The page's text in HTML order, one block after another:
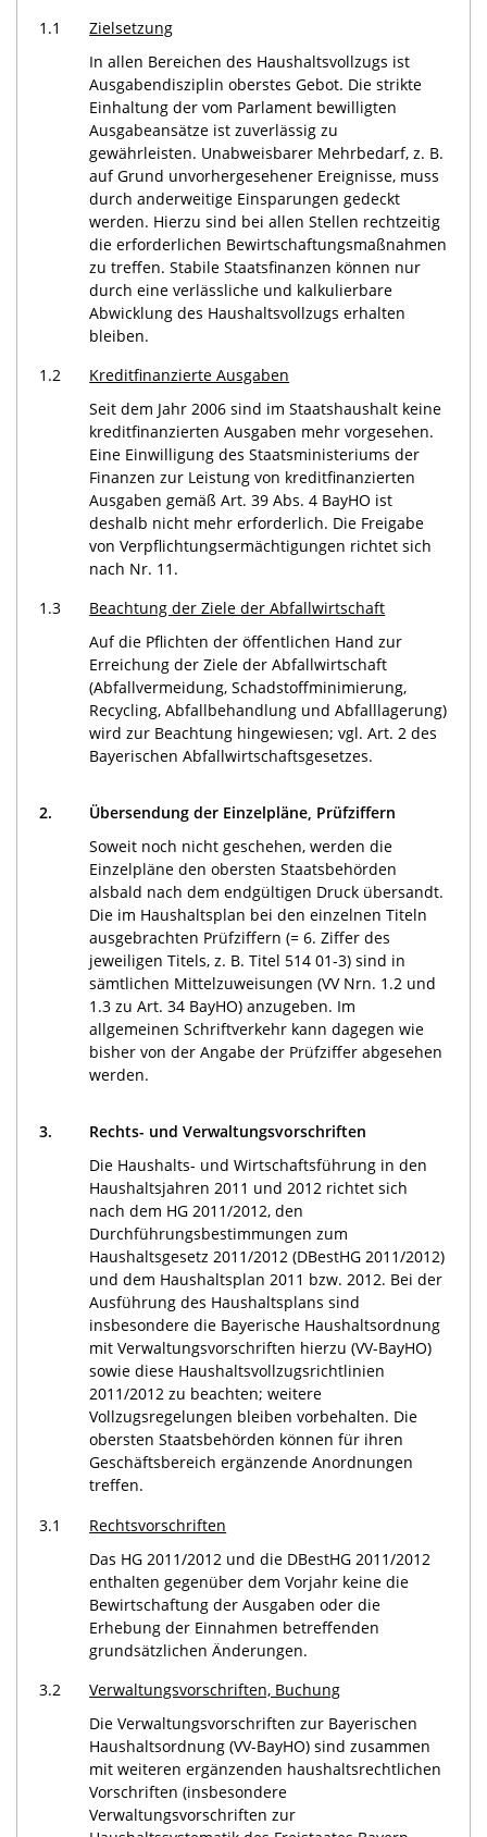
1.1
Zielsetzung
In allen Bereichen des Haushaltsvollzugs ist
Ausgabendisziplin oberstes Gebot. Die strikte
Einhaltung der vom Parlament bewilligten
Ausgabeansätze ist zuverlässig zu
gewährleisten. Unabweisbarer Mehrbedarf, z. B.
auf Grund unvorhergesehener Ereignisse, muss
durch anderweitige Einsparungen gedeckt
werden. Hierzu sind bei allen Stellen rechtzeitig
die erforderlichen Bewirtschaftungsmaßnahmen
zu treffen. Stabile Staatsfinanzen können nur
durch eine verlässliche und kalkulierbare
Abwicklung des Haushaltsvollzugs erhalten
bleiben.
1.2
Kreditfinanzierte Ausgaben
Seit dem Jahr 2006 sind im Staatshaushalt keine
kreditfinanzierten Ausgaben mehr vorgesehen.
Eine Einwilligung des Staatsministeriums der
Finanzen zur Leistung von kreditfinanzierten
Ausgaben gemäß Art. 39 Abs. 4 BayHO ist
deshalb nicht mehr erforderlich. Die Freigabe
von Verpflichtungsermächtigungen richtet sich
nach Nr. 11.
1.3
Beachtung der Ziele der Abfallwirtschaft
Auf die Pflichten der öffentlichen Hand zur
Erreichung der Ziele der Abfallwirtschaft
(Abfallvermeidung, Schadstoffminimierung,
Recycling, Abfallbehandlung und Abfalllagerung)
wird zur Beachtung hingewiesen; vgl. Art. 2 des
Bayerischen Abfallwirtschaftsgesetzes.
2.
Übersendung der Einzelpläne, Prüfziffern
Soweit noch nicht geschehen, werden die
Einzelpläne den obersten Staatsbehörden
alsbald nach dem endgültigen Druck übersandt.
Die im Haushaltsplan bei den einzelnen Titeln
ausgebrachten Prüfziffern (= 6. Ziffer des
jeweiligen Titels, z. B. Titel 514 01-3) sind in
sämtlichen Mittelzuweisungen (VV Nrn. 1.2 und
1.3 zu Art. 34 BayHO) anzugeben. Im
allgemeinen Schriftverkehr kann dagegen wie
bisher von der Angabe der Prüfziffer abgesehen
werden.
3.
Rechts- und Verwaltungsvorschriften
Die Haushalts- und Wirtschaftsführung in den
Haushaltsjahren 2011 und 2012 richtet sich
nach dem HG 2011/2012, den
Durchführungsbestimmungen zum
Haushaltsgesetz 2011/2012 (DBestHG 2011/2012)
und dem Haushaltsplan 2011 bzw. 2012. Bei der
Ausführung des Haushaltsplans sind
insbesondere die Bayerische Haushaltsordnung
mit Verwaltungsvorschriften hierzu (VV-BayHO)
sowie diese Haushaltsvollzugsrichtlinien
2011/2012 zu beachten; weitere
Vollzugsregelungen bleiben vorbehalten. Die
obersten Staatsbehörden können für ihren
Geschäftsbereich ergänzende Anordnungen
treffen.
3.1
Rechtsvorschriften
Das HG 2011/2012 und die DBestHG 2011/2012
enthalten gegenüber dem Vorjahr keine die
Bewirtschaftung der Ausgaben oder die
Erhebung der Einnahmen betreffenden
grundsätzlichen Änderungen.
3.2
Verwaltungsvorschriften, Buchung
Die Verwaltungsvorschriften zur Bayerischen
Haushaltsordnung (VV-BayHO) sind zusammen
mit weiteren ergänzenden haushaltsrechtlichen
Vorschriften (insbesondere
Verwaltungsvorschriften zur